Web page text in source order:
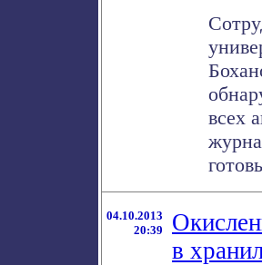
всех
04.10.2013
20:39
в